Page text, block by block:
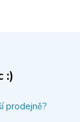
:)
prodejně?